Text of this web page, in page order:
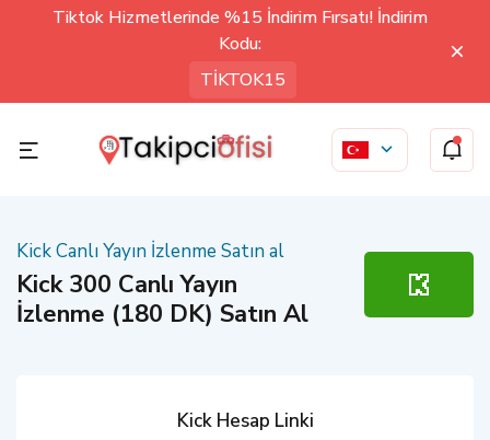
Tiktok Hizmetlerinde %15 İndirim Fırsatı! İndirim
Kodu:
TİKTOK15
Kick Canlı Yayın İzlenme Satın al
Kick 300 Canlı Yayın
İzlenme (180 DK) Satın Al
Kick Hesap Linki